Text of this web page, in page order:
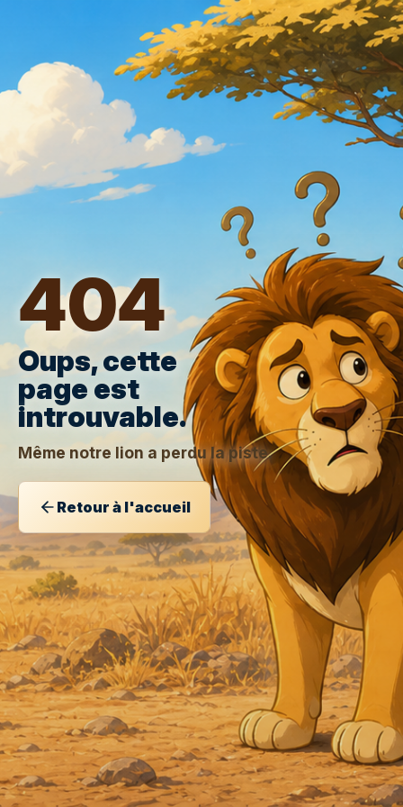
404
Oups, cette
page est
introuvable.
Même notre lion a perdu la piste.
Retour à l'accueil